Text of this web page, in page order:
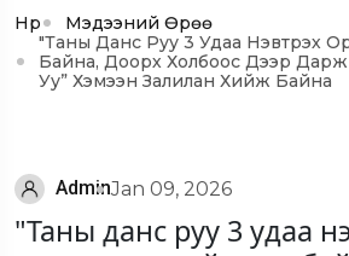
Нүүр
Мэдээний Өрөө
"Таны Данс Руу 3 Удаа Нэвтрэх
Байна, Доорх Холбоос Дээр Дарж
Уу” Хэмээн Залилан Хийж Байна
AdminJan 09, 2026
"Таны данс руу 3 удаа